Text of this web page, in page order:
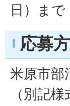
日）まで
応募
米原市部
（別記